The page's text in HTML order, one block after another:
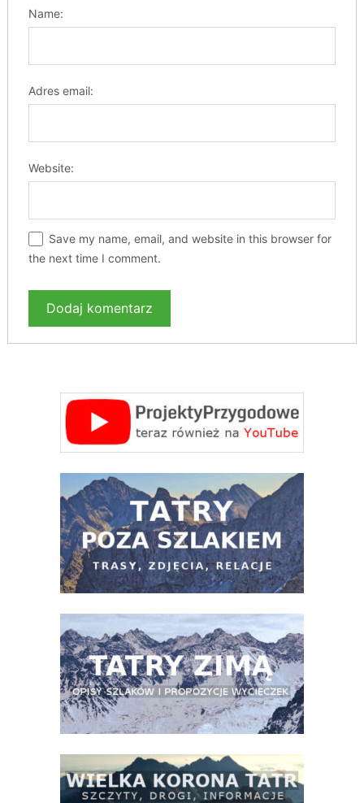
Name:
Adres email:
Website:
Save my name, email, and website in this browser for
the next time I comment.